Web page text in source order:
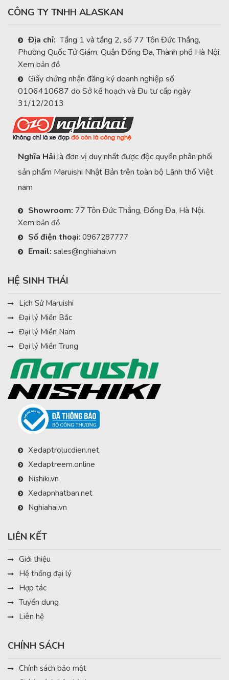
CÔNG TY TNHH ALASKAN
Địa chỉ: Tầng 1 và tầng 2, số 77 Tôn Đức Thắng,
Phường Quốc Tử Giám, Quận Đống Đa, Thành phố Hà Nội.
Xem bản đồ
Giấy chứng nhận đăng ký doanh nghiệp số
0106410687 do Sở kế hoạch và Đu tư cấp ngày
31/12/2013
Nghĩa Hải là đơn vị duy nhất được độc quyền phân phối
sản phẩm Maruishi Nhật Bản trên toàn bộ Lãnh thổ Việt
nam
Showroom: 77 Tôn Đức Thắng, Đống Đa, Hà Nội.
Xem bản đồ
Số điện thoại: 0967287777
Email: sales@nghiahai.vn
HỆ SINH THÁI
Lịch Sử Maruishi
Đại lý Miền Bắc
Đại lý Miền Nam
Đại lý Miền Trung
Xedaptrolucdien.net
Xedaptreem.online
Nishiki.vn
Xedapnhatban.net
Nghiahai.vn
LIÊN KẾT
Giới thiệu
Hệ thống đại lý
Hợp tác
Tuyển dụng
Liên hệ
CHÍNH SÁCH
Chính sách bảo mật